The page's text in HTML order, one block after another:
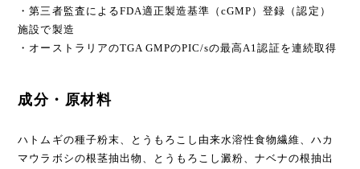
・第三者監査によるFDA適正製造基準（cGMP）登録（認定）
施設で製造
・オーストラリアのTGA GMPのPIC/sの最高A1認証を連続取得
成分・原材料
ハトムギの種子粉末、とうもろこし由来水溶性食物繊維、ハカ
マウラボシの根茎抽出物、とうもろこし澱粉、ナベナの根抽出